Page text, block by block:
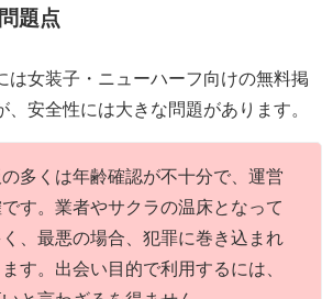
題点
は女装子・ニューハーフ向けの無料掲
、安全性には大きな問題があります。
多くは年齢確認が不十分で、運営
す。業者やサクラの温床となって
、最悪の場合、犯罪に巻き込まれ
す。出会い目的で利用するには、